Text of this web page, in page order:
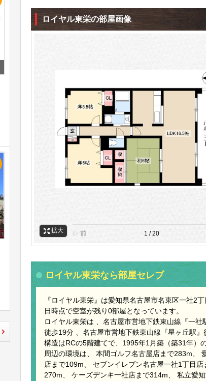
ロイヤル東栄の部屋画像
拡大 前 1 / 20
ロイヤル東栄なら部屋セレブ
『ロイヤル東栄』は愛知県名古屋市名東区一社2
日時点で空室が残り0部屋となっています。
ロイヤル東栄は 、名古屋市営地下鉄東山線『一
徒歩19分 、名古屋市営地下鉄東山線『星ヶ丘駅』
構造はRCの5階建てで、1995年1月築（築31年）
周辺の環境は、 本間ゴルフ名古屋店まで283m、
店まで109m、 セブンイレブン名古屋一社1丁目
270m、 ケーズデンキ一社店まで314m、 私立愛